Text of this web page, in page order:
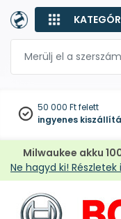
50 000 Ft felett
ingyenes
Milwaukee akku
Ne hagyd ki! Részletek